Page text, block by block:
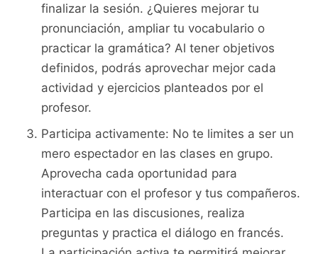
finalizar la sesión. ¿Quieres⁣ mejorar tu
pronunciación, ampliar tu vocabulario o
‍practicar‌ la gramática? Al tener⁣ objetivos⁤
definidos, podrás‍ aprovechar⁢ mejor cada
actividad y ejercicios planteados por el
profesor.
Participa activamente: No te limites a ser un
mero‍ espectador en las​ clases en grupo.
Aprovecha cada oportunidad ‌para
interactuar​ con el profesor y tus compañeros.
Participa ​en⁢ las discusiones, realiza
preguntas y ⁣practica‌ el diálogo en francés.